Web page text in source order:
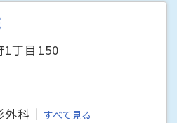
1丁目150
外科 すべて見る